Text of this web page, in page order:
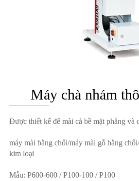
Máy chà nhám
Được thiết kế để mài cả bề mặt phẳng và
máy mài bằng chổi/máy mài gỗ bằng
kim loại
Mẫu: P600-600 / P100-100 / P100